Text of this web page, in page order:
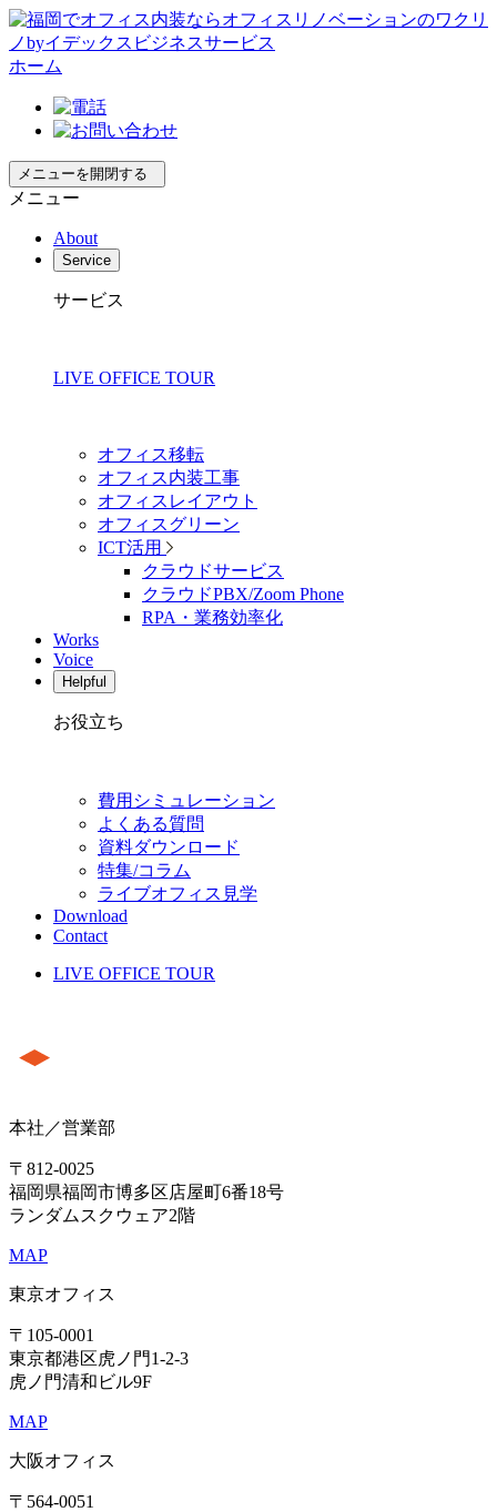
ホーム
メニューを開閉する
メニュー
About
Service
サービス
LIVE OFFICE TOUR
オフィス移転
オフィス内装工事
オフィスレイアウト
オフィスグリーン
ICT活用
クラウドサービス
クラウドPBX/Zoom Phone
RPA・業務効率化
Works
Voice
Helpful
お役立ち
費用シミュレーション
よくある質問
資料ダウンロード
特集/コラム
ライブオフィス見学
Download
Contact
LIVE OFFICE TOUR
本社／営業部
〒812-0025
福岡県福岡市博多区店屋町6番18号
ランダムスクウェア2階
MAP
東京オフィス
〒105-0001
東京都港区虎ノ門1-2-3
虎ノ門清和ビル9F
MAP
大阪オフィス
〒564-0051